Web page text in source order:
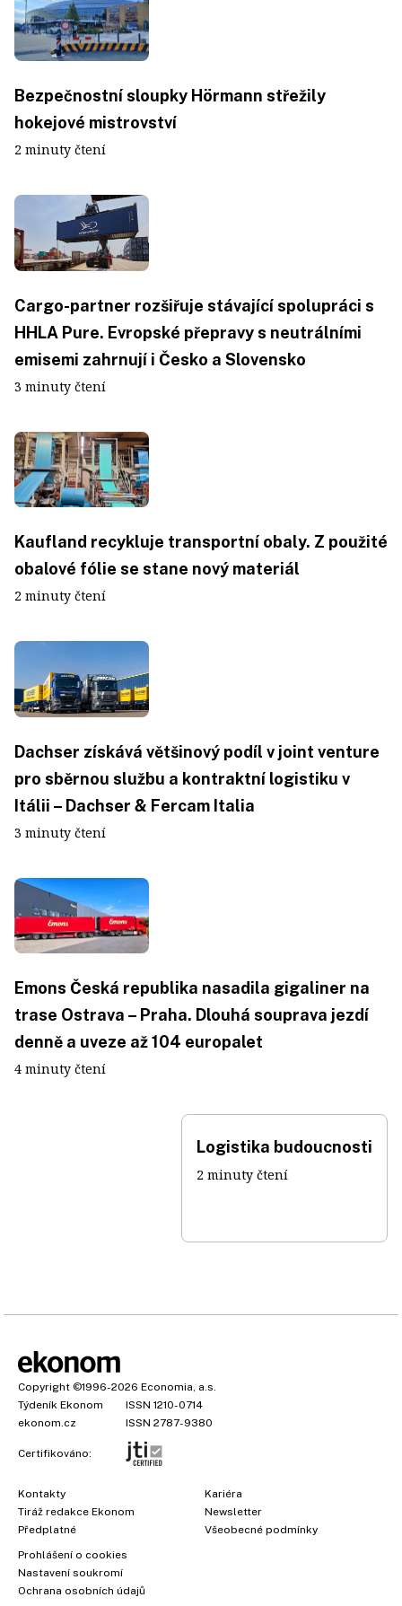
Bezpečnostní sloupky Hörmann střežily
hokejové mistrovství
2 minuty čtení
Cargo-partner rozšiřuje stávající spolupráci s
HHLA Pure. Evropské přepravy s neutrálními
emisemi zahrnují i Česko a Slovensko
3 minuty čtení
Kaufland recykluje transportní obaly. Z použité
obalové fólie se stane nový materiál
2 minuty čtení
Dachser získává většinový podíl v joint venture
pro sběrnou službu a kontraktní logistiku v
Itálii – Dachser & Fercam Italia
3 minuty čtení
Emons Česká republika nasadila gigaliner na
trase Ostrava – Praha. Dlouhá souprava jezdí
denně a uveze až 104 europalet
4 minuty čtení
Logistika budoucnosti
2 minuty čtení
Copyright ©1996-2026 Economia, a.s.
Týdeník Ekonom
ISSN 1210-0714
ekonom.cz
ISSN 2787-9380
Certifikováno:
Kontakty
Tiráž redakce Ekonom
Předplatné
Kariéra
Newsletter
Všeobecné podmínky
Prohlášení o cookies
Nastavení soukromí
Ochrana osobních údajů